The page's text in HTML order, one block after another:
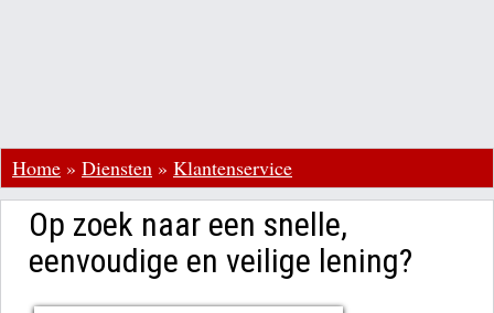
Home » Diensten » Klantenservice
Op zoek naar een snelle,
eenvoudige en veilige lening?